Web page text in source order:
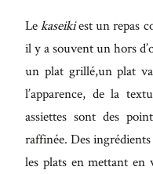
Lekaseikiest un repas
il y a souvent un hors
un plat grillé,un plat
l’apparence, de la
assiettes sont des
raffinée. Des
les plats en mettant en